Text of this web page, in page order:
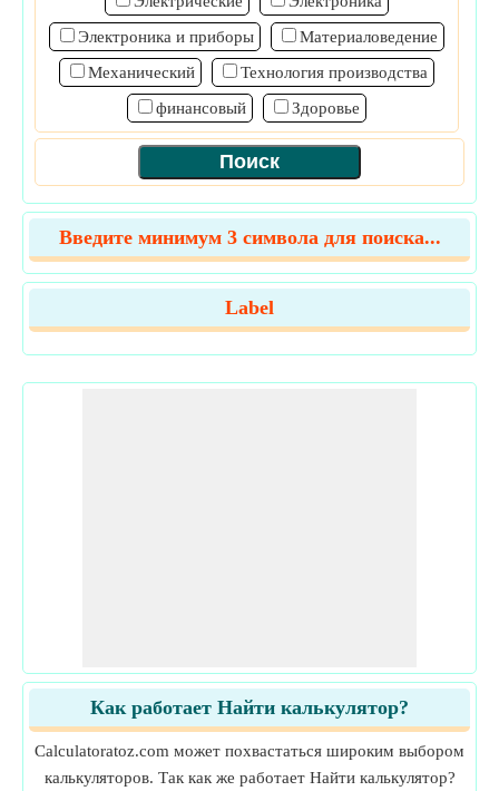
Электроника и приборы
Материаловедение
Механический
Технология производства
финансовый
Здоровье
Введите минимум 3 символа для поиска...
Label
Как работает Найти калькулятор?
Calculatoratoz.com может похвастаться широким выбором
калькуляторов. Так как же работает Найти калькулятор?